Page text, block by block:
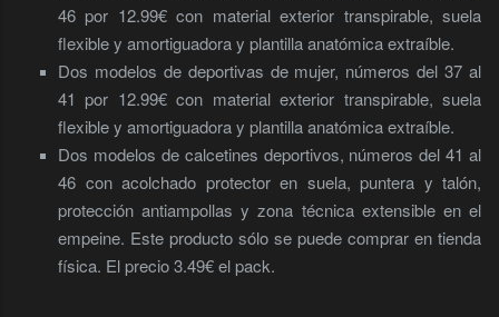
46 por 12.99€ con material exterior transpirable, suela
flexible y amortiguadora y plantilla anatómica extraíble.
Dos modelos de deportivas de mujer, números del 37 al
41 por 12.99€ con material exterior transpirable, suela
flexible y amortiguadora y plantilla anatómica extraíble.
Dos modelos de calcetines deportivos, números del 41 al
46 con acolchado protector en suela, puntera y talón,
protección antiampollas y zona técnica extensible en el
empeine. Este producto sólo se puede comprar en tienda
física. El precio 3.49€ el pack.